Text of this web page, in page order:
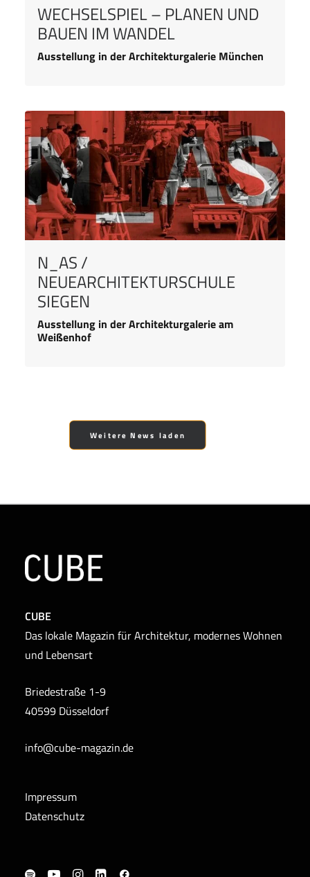
WECHSELSPIEL – PLANEN UND
BAUEN IM WANDEL
Ausstellung in der Architekturgalerie München
N_AS /
NEUEARCHITEKTURSCHULE
SIEGEN
Ausstellung in der Architekturgalerie am
Weißenhof
Weitere News laden
CUBE
Das lokale Magazin für Architektur, modernes Wohnen
und Lebensart
Briedestraße 1-9
40599 Düsseldorf
info@cube-magazin.de
Impressum
Datenschutz